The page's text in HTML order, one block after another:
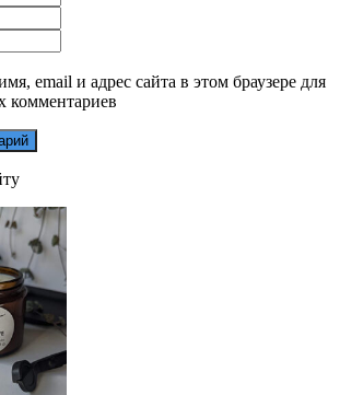
email и адрес сайта в этом браузере для
комментариев